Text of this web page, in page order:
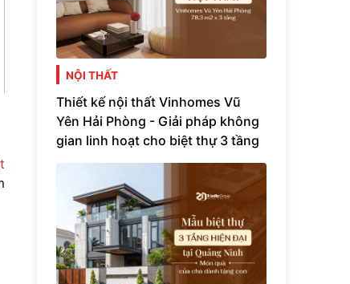
NỘI THẤT
Thiết kế nội thất Vinhomes Vũ
Yên Hải Phòng - Giải pháp không
gian linh hoạt cho biệt thự 3 tầng